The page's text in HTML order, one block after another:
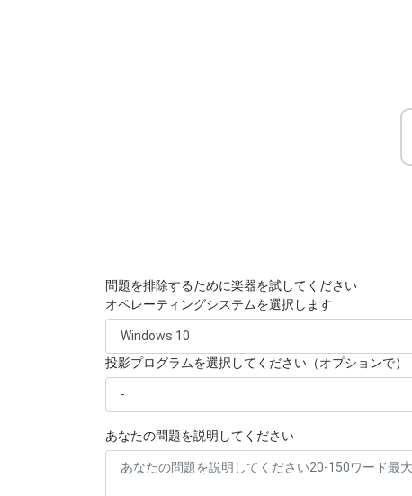
問題を排除するために楽器を試してください
オペレーティングシステムを選択します
投影プログラムを選択してください（オプションで）
あなたの問題を説明してください